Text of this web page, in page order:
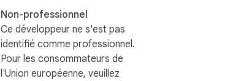
Non-professionnel
Ce développeur ne s'est pas
identifié comme professionnel.
Pour les consommateurs de
l'Union européenne, veuillez